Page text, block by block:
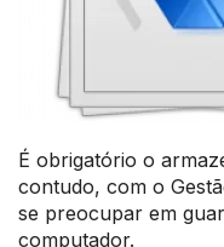
É obrigatório o
contudo, com o
se preocupar em
computador.